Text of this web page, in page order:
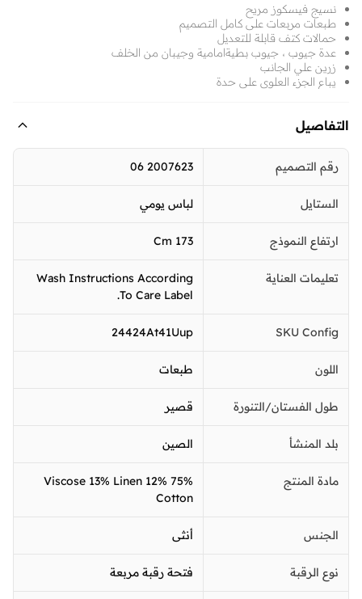
نسيج فيسكوز مريح
طبعات مربعات على كامل التصميم
حمالات كتف قابلة للتعديل
عدة جيوب ، جيوب بطيةامامية وجيبان من الخلف
زرين علي الجانب
يباع الجزء العلوي علي حدة
التفاصيل
رقم التصميم 2007623 06
الستايل لباس يومي
ارتفاع النموذج 173 Cm
تعليمات العناية
Wash Instructions According
To Care Label.
SKU Config
24424At41Uup
اللون طبعات
طول الفستان/التنورة قصير
بلد المنشأ الصين
مادة المنتج
75% Viscose 13% Linen 12%
Cotton
الجنس أنثى
نوع الرقبة فتحة رقبة مربعة